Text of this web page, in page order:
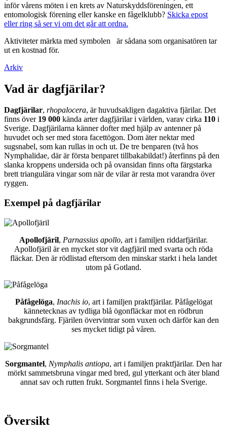
inför vårens möten i en krets av Naturskyddsföreningen, ett
entomologisk förening eller kanske en fågelklubb? Skicka epost
eller ring så ser vi om det går att ordna.
Aktiviteter märkta med symbolen
är sådana som organisatören tar
ut en kostnad för.
Arkiv
Vad är dagfjärilar?
Dagfjärilar, rhopalocera, är huvudsakligen dagaktiva fjärilar. Det
finns över 19 000 kända arter dagfjärilar i världen, varav cirka 110 i
Sverige. Dagfjärilarna känner dofter med hjälp av antenner på
huvudet och ser med stora facettögon. Dom äter nektar med
sugsnabel, som kan rullas in och ut. De tre benparen (två hos
Nymphalidae, där är första benparet tillbakabildat!) återfinns på den
slanka kroppens undersida och på ovansidan finns ofta färgstarka
brett triangulära vingar som när de vilar är resta mot varandra över
ryggen.
Exempel på dagfjärilar
Apollofjäril, Parnassius apollo, art i familjen riddarfjärilar.
Apollofjäril är en mycket stor vit dagfjäril med svarta och röda
fläckar. Den är rödlistad eftersom den minskar starkt i hela landet
utom på Gotland.
Påfågelöga, Inachis io, art i familjen praktfjärilar. Påfågelögat
kännetecknas av tydliga blå ögonfläckar mot en rödbrun
bakgrundsfärg. Fjärilen övervintrar som vuxen och därför kan den
ses mycket tidigt på våren.
Sorgmantel, Nymphalis antiopa, art i familjen praktfjärilar. Den har
mörkt sammetsbruna vingar med bred, gul ytterkant och äter bland
annat sav och rutten frukt. Sorgmantel finns i hela Sverige.
Översikt